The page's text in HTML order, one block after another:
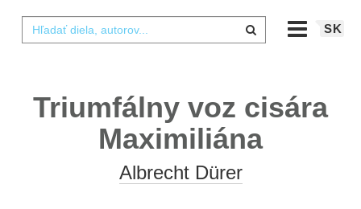
SK
Triumfálny voz cisára
Maximiliána
Albrecht Dürer